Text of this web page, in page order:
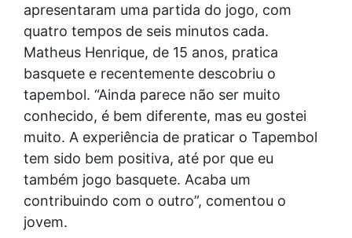
apresentaram uma partida do jogo, com
quatro tempos de seis minutos cada.
Matheus Henrique, de 15 anos, pratica
basquete e recentemente descobriu o
tapembol. “Ainda parece não ser muito
conhecido, é bem diferente, mas eu gostei
muito. A experiência de praticar o Tapembol
tem sido bem positiva, até por que eu
também jogo basquete. Acaba um
contribuindo com o outro”, comentou o
jovem.